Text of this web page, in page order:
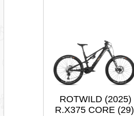
ROTWILD (2025)
R.X375 CORE (29)